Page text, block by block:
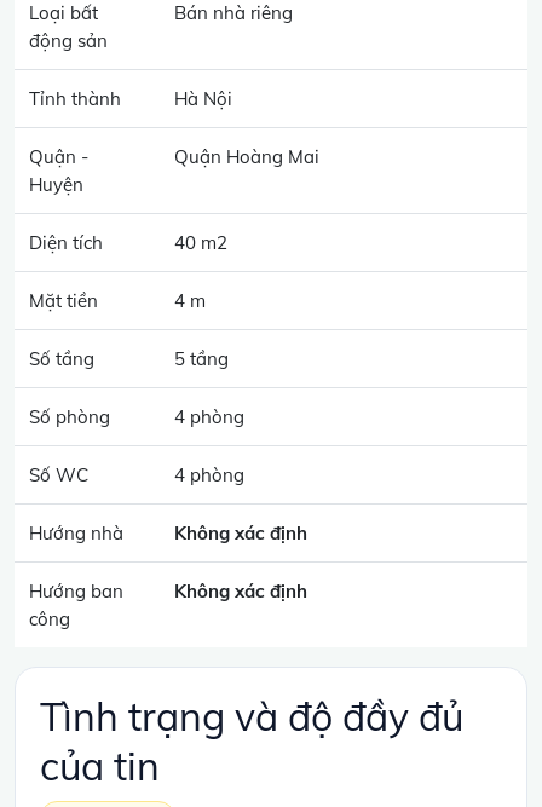
Loại bất
động sản
Bán nhà riêng
Tỉnh thành Hà Nội
Quận -
Huyện
Quận Hoàng Mai
Diện tích 40 m2
Mặt tiền 4 m
Số tầng 5 tầng
Số phòng 4 phòng
Số WC 4 phòng
Hướng nhà Không xác định
Hướng ban
công
Không xác định
Tình trạng và độ đầy đủ
của tin